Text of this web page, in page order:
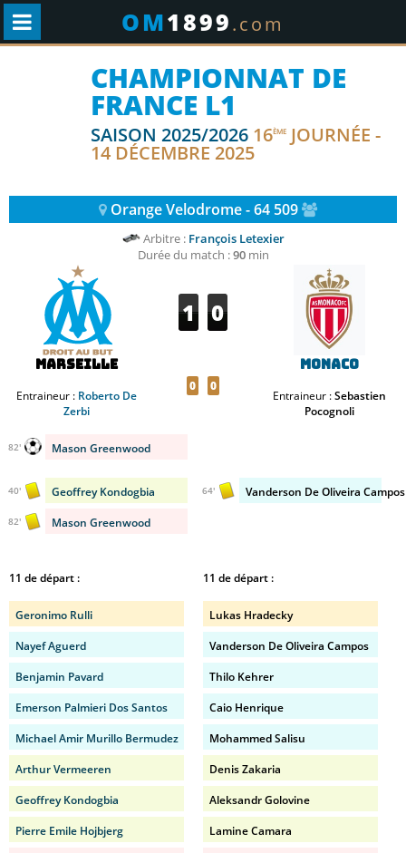
OM1899.com
CHAMPIONNAT DE
FRANCE L1
SAISON 2025/2026 16ÈME JOURNÉE -
14 DÉCEMBRE 2025
Orange Velodrome - 64 509
Arbitre : François Letexier
Durée du match :90min
Marseille
Entraineur : Roberto De
Zerbi
1 0
0 0
Monaco
Entraineur :Sebastien
Pocognoli
Mason Greenwood
82'
Geoffrey Kondogbia
40'
Mason Greenwood
82'
Vanderson De Oliveira Campos
64'
11 de départ :
Geronimo Rulli
Nayef Aguerd
Benjamin Pavard
Emerson Palmieri Dos Santos
Michael Amir Murillo Bermudez
Arthur Vermeeren
Geoffrey Kondogbia
Pierre Emile Hojbjerg
11 de départ :
Lukas Hradecky
Vanderson De Oliveira Campos
Thilo Kehrer
Caio Henrique
Mohammed Salisu
Denis Zakaria
Aleksandr Golovine
Lamine Camara